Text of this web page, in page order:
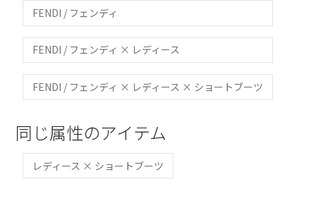
FENDI / フェンディ
FENDI / フェンディ × レディース
FENDI / フェンディ × レディース × ショートブーツ
同じ属性のアイテム
レディース × ショートブーツ